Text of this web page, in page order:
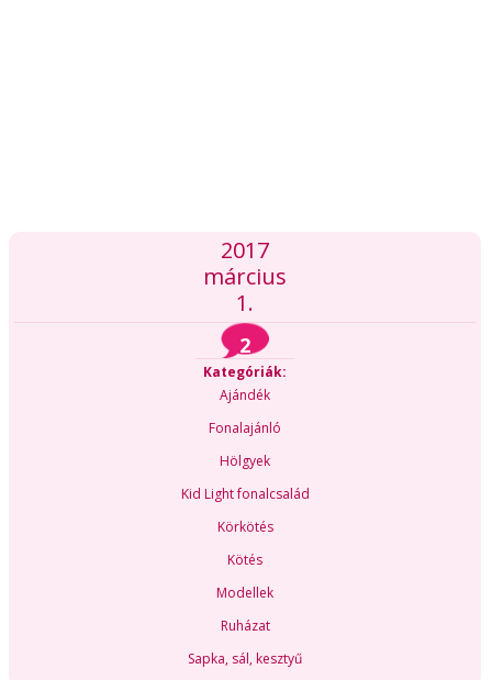
2017
március
1.
2
Kategóriák:
Ajándék
Fonalajánló
Hölgyek
Kid Light fonalcsalád
Körkötés
Kötés
Modellek
Ruházat
Sapka, sál, kesztyű